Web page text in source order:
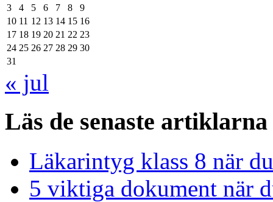
3
4 5 6 7 8
9
10 11 12 13 14 15 16
17 18 19 20 21 22 23
24 25 26 27 28 29 30
31
« jul
Läs de senaste artiklarna
Läkarintyg klass 8 när
5 viktiga dokument när